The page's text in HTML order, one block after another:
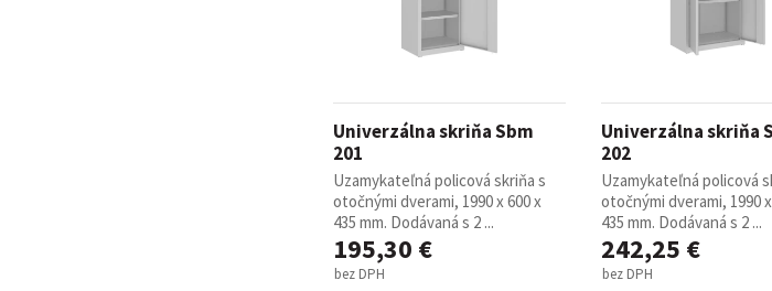
Univerzálna skriňa Sbm
201
Uzamykateľná policová skriňa s
otočnými dverami, 1990 x 600 x
435 mm. Dodávaná s 2 ...
195,30 €
bez DPH
Univerzálna skriňa
202
Uzamykateľná policová
otočnými dverami, 1990
435 mm. Dodávaná s 2 ...
242,25 €
bez DPH